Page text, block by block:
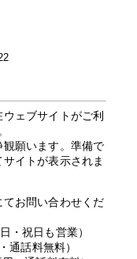
ェブサイトがご利
願います。準備で
イトが表示されま
お問い合わせくだ
・祝日も営業）
通話料無料）